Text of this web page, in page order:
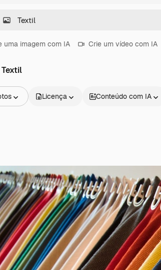
uma imagem com IA Crie um vídeo com IA
de vídeo
de vídeos
3D
Licença Conteúdo com IA
A plataforma criativa para você direcionar
seu melhor trabalho. Mais de 1 milhão de
assinantes entre criativos, empresas,
agências e estúdios.